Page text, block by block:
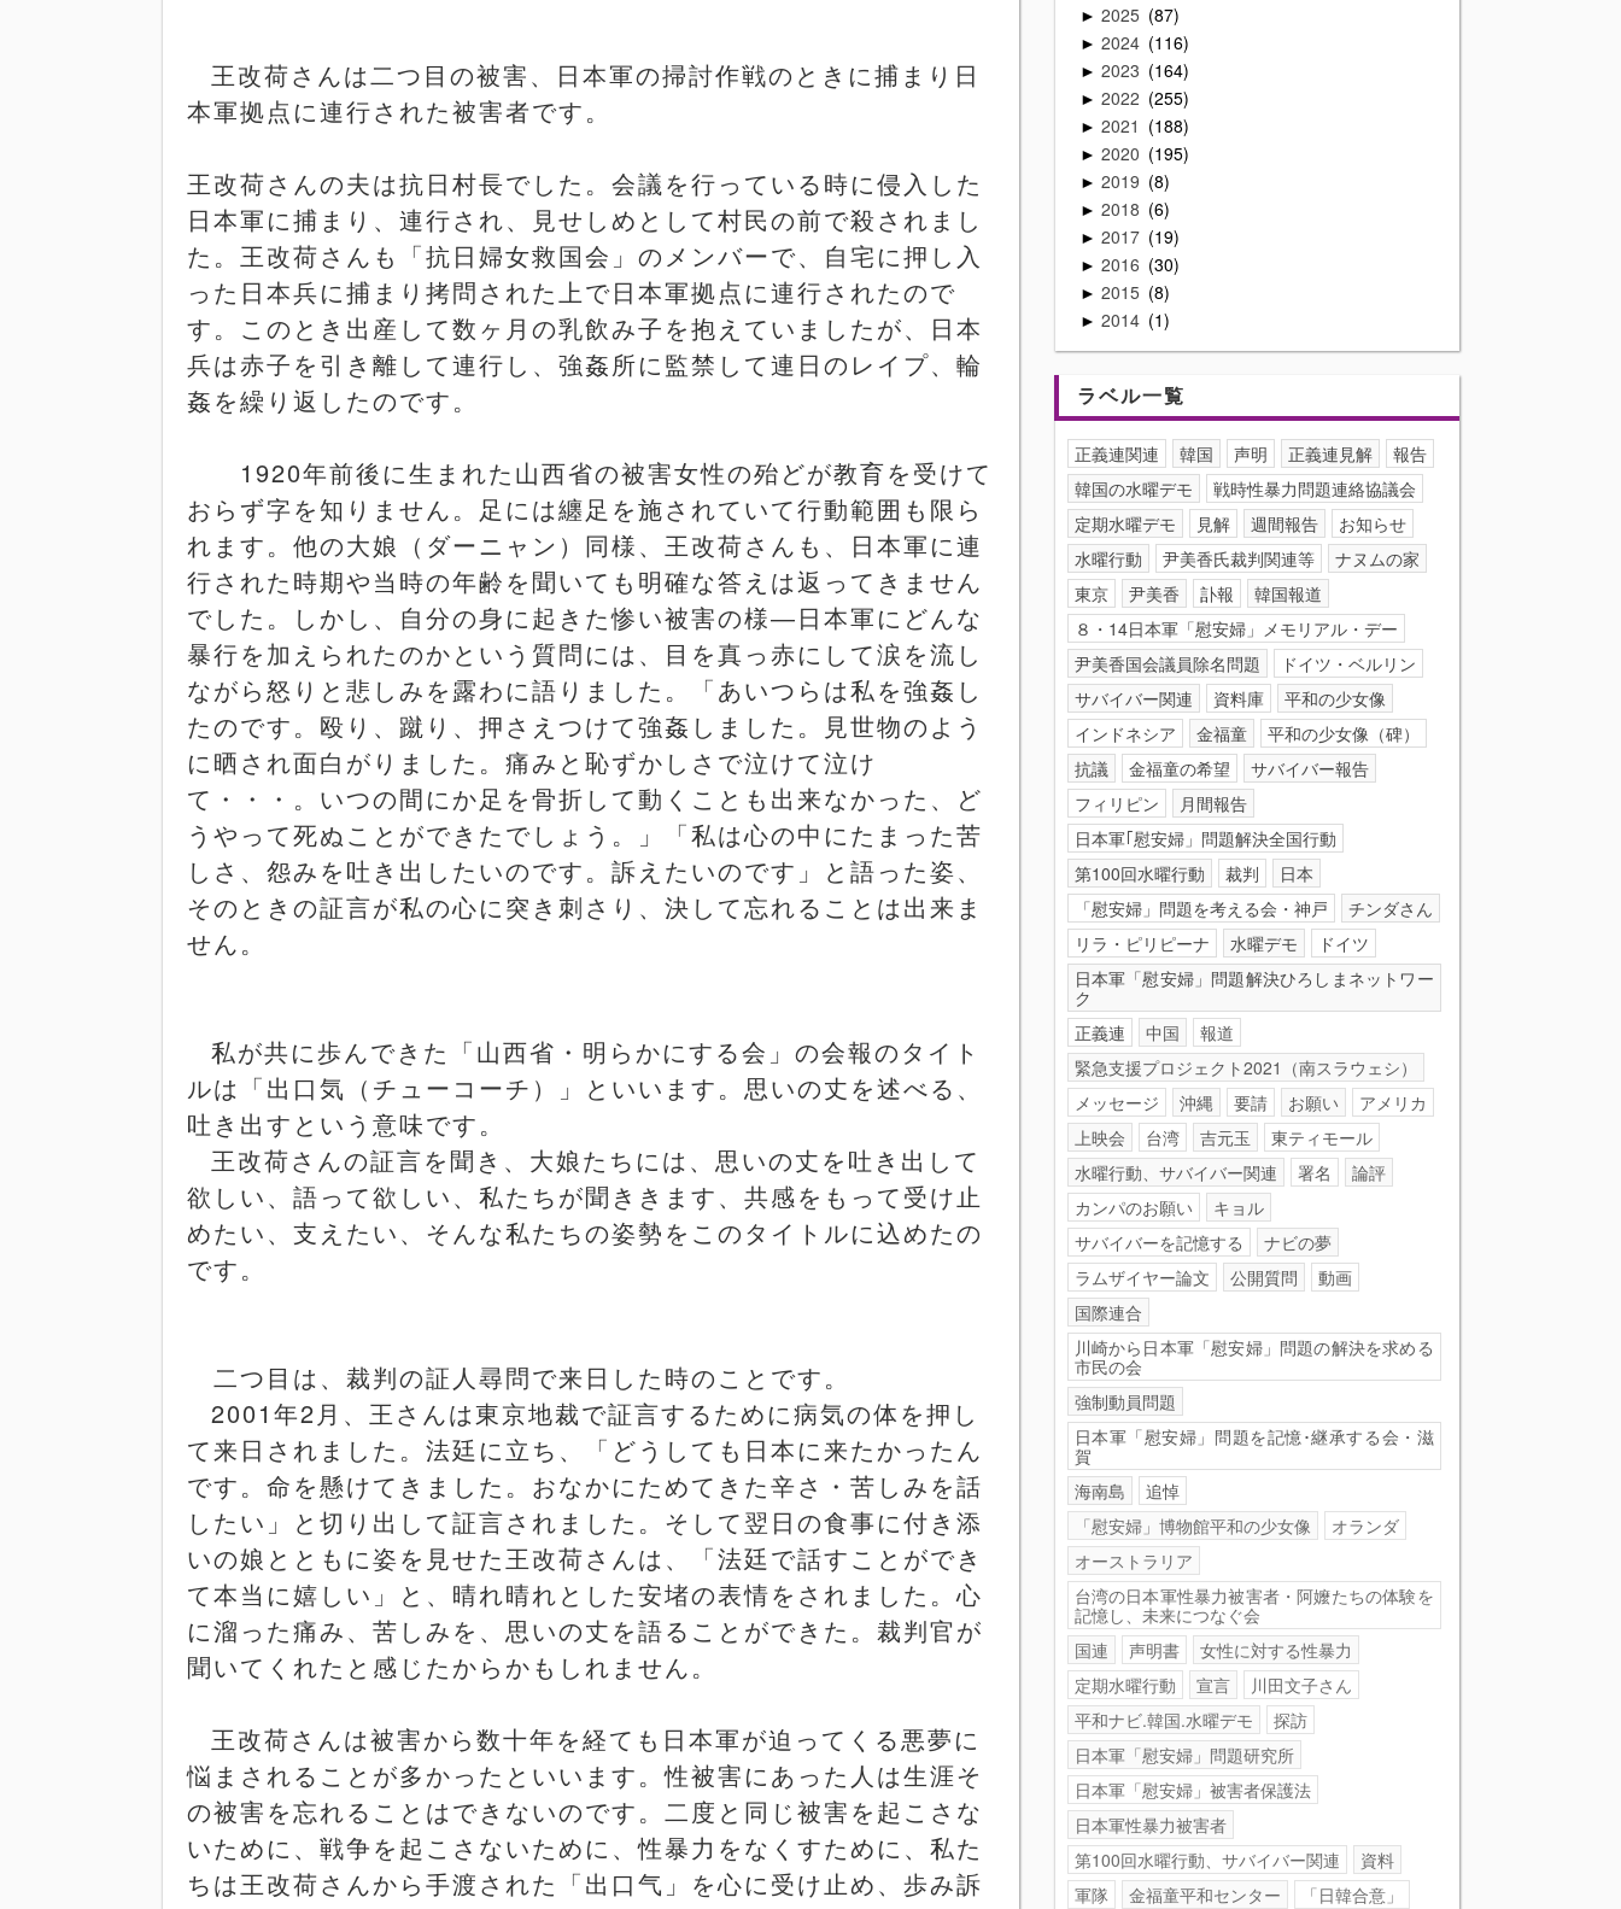
王改荷さんは二つ目の被害、日本軍の掃討作戦のときに捕まり日
本軍拠点に連行された被害者です。
王改荷さんの夫は抗日村長でした。会議を行っている時に侵入した
日本軍に捕まり、連行され、見せしめとして村民の前で殺されまし
た。王改荷さんも「抗日婦女救国会」のメンバーで、自宅に押し入
った日本兵に捕まり拷問された上で日本軍拠点に連行されたので
す。このとき出産して数ヶ月の乳飲み子を抱えていましたが、日本
兵は赤子を引き離して連行し、強姦所に監禁して連日のレイプ、輪
姦を繰り返したのです。
1920年前後に生まれた山西省の被害女性の殆どが教育を受けて
おらず字を知りません。足には纏足を施されていて行動範囲も限ら
れます。他の大娘（ダーニャン）同様、王改荷さんも、日本軍に連
行された時期や当時の年齢を聞いても明確な答えは返ってきません
でした。しかし、自分の身に起きた惨い被害の様―日本軍にどんな
暴行を加えられたのかという質問には、目を真っ赤にして涙を流し
ながら怒りと悲しみを露わに語りました。「あいつらは私を強姦し
たのです。殴り、蹴り、押さえつけて強姦しました。見世物のよう
に晒され面白がりました。痛みと恥ずかしさで泣けて泣け
て・・・。いつの間にか足を骨折して動くことも出来なかった、ど
うやって死ぬことができたでしょう。」「私は心の中にたまった苦
しさ、怨みを吐き出したいのです。訴えたいのです」と語った姿、
そのときの証言が私の心に突き刺さり、決して忘れることは出来ま
せん。
私が共に歩んできた「山西省・明らかにする会」の会報のタイト
ルは「出口気（チューコーチ）」といいます。思いの丈を述べる、
吐き出すという意味です。
王改荷さんの証言を聞き、大娘たちには、思いの丈を吐き出して
欲しい、語って欲しい、私たちが聞ききます、共感をもって受け止
めたい、支えたい、そんな私たちの姿勢をこのタイトルに込めたの
です。
二つ目は、裁判の証人尋問で来日した時のことです。
2001年2月、王さんは東京地裁で証言するために病気の体を押し
て来日されました。法廷に立ち、「どうしても日本に来たかったん
です。命を懸けてきました。おなかにためてきた辛さ・苦しみを話
したい」と切り出して証言されました。そして翌日の食事に付き添
いの娘とともに姿を見せた王改荷さんは、「法廷で話すことができ
て本当に嬉しい」と、晴れ晴れとした安堵の表情をされました。心
に溜った痛み、苦しみを、思いの丈を語ることができた。裁判官が
聞いてくれたと感じたからかもしれません。
王改荷さんは被害から数十年を経ても日本軍が迫ってくる悪夢に
悩まされることが多かったといいます。性被害にあった人は生涯そ
の被害を忘れることはできないのです。二度と同じ被害を起こさな
いために、戦争を起こさないために、性暴力をなくすために、私た
ちは王改荷さんから手渡された「出口气」を心に受け止め、歩み訴
► 2025 87
► 2024 116
► 2023 164
► 2022 255
► 2021 188
► 2020 195
► 2019 8
► 2018 6
► 2017 19
► 2016 30
► 2015 8
► 2014 1
ラベル一覧
正義連関連 韓国 声明 正義連見解
報告
韓国の水曜デモ
戦時性暴力問題連絡協議会
定期水曜デモ
見解 週間報告
お知らせ
水曜行動
尹美香氏裁判関連等
ナヌムの家
東京
尹美香 訃報
韓国報道
８・14日本軍「慰安婦」メモリアル・デー
尹美香国会議員除名問題
ドイツ・ベルリン
サバイバー関連
資料庫
平和の少女像
インドネシア
金福童
平和の少女像（碑）
抗議
金福童の希望
サバイバー報告
フィリピン
月間報告
日本軍｢慰安婦」問題解決全国行動
第100回水曜行動
裁判
日本
「慰安婦」問題を考える会・神戸
チンダさん
リラ・ピリピーナ
水曜デモ
ドイツ
日本軍「慰安婦」問題解決ひろしまネットワー
ク
正義連
中国
報道
緊急支援プロジェクト2021（南スラウェシ）
メッセージ
沖縄 要請 お願い
アメリカ
上映会
台湾 吉元玉
東ティモール
水曜行動、サバイバー関連
署名
論評
カンパのお願い
キョル
サバイバーを記憶する
ナビの夢
ラムザイヤー論文
公開質問
動画
国際連合
川崎から日本軍「慰安婦」問題の解決を求める
市民の会
強制動員問題
日本軍「慰安婦」問題を記憶･継承する会・滋
賀
海南島
追悼
「慰安婦」博物館平和の少女像
オランダ
オーストラリア
台湾の日本軍性暴力被害者・阿嬤たちの体験を
記憶し、未来につなぐ会
国連
声明書
女性に対する性暴力
定期水曜行動
宣言
川田文子さん
平和ナビ.韓国.水曜デモ
探訪
日本軍「慰安婦」問題研究所
日本軍「慰安婦」被害者保護法
日本軍性暴力被害者
第100回水曜行動、サバイバー関連
資料
軍隊
金福童平和センター 「日韓合意」